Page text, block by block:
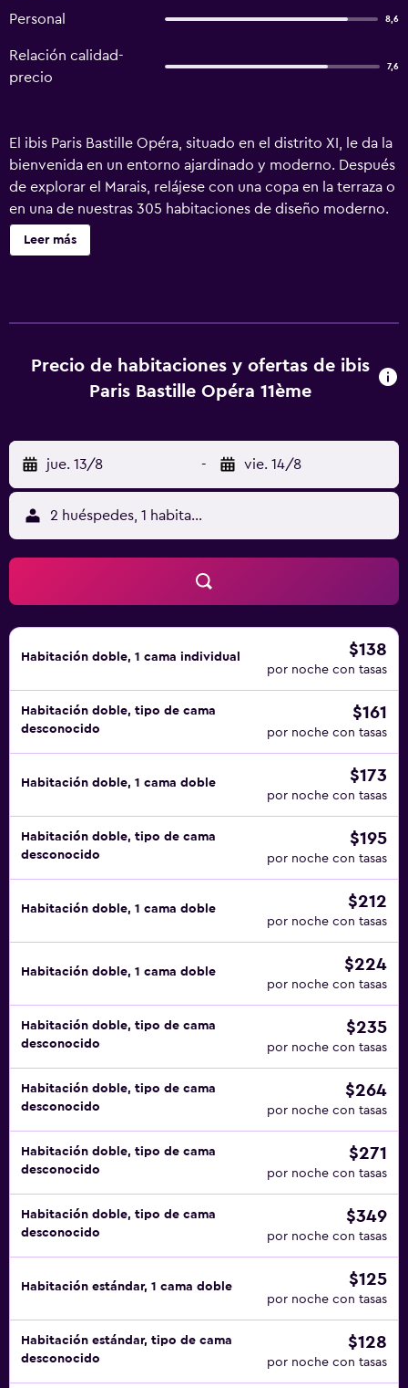
Personal 8,6
Relación calidad-
precio
7,6
El ibis Paris Bastille Opéra, situado en el distrito XI, le da la
bienvenida en un entorno ajardinado y moderno. Después
de explorar el Marais, relájese con una copa en la terraza o
en una de nuestras 305 habitaciones de diseño moderno.
Nuestro restaurante bistró gourmet ofrece una
gastronomía casera con hierbas aromáticas del jardín de la
Leer más
Precio de habitaciones y ofertas de ibis
Paris Bastille Opéra 11ème
jue. 13/8 - vie. 14/8
2 huéspedes, 1 habitación
Habitación doble, 1 cama individual $138
por noche con tasas
Habitación doble, tipo de cama
desconocido
$161
por noche con tasas
Habitación doble, 1 cama doble $173
por noche con tasas
Habitación doble, tipo de cama
desconocido
$195
por noche con tasas
Habitación doble, 1 cama doble $212
por noche con tasas
Habitación doble, 1 cama doble $224
por noche con tasas
Habitación doble, tipo de cama
desconocido
$235
por noche con tasas
Habitación doble, tipo de cama
desconocido
$264
por noche con tasas
Habitación doble, tipo de cama
desconocido
$271
por noche con tasas
Habitación doble, tipo de cama
desconocido
$349
por noche con tasas
Habitación estándar, 1 cama doble $125
por noche con tasas
Habitación estándar, tipo de cama
desconocido
$128
por noche con tasas